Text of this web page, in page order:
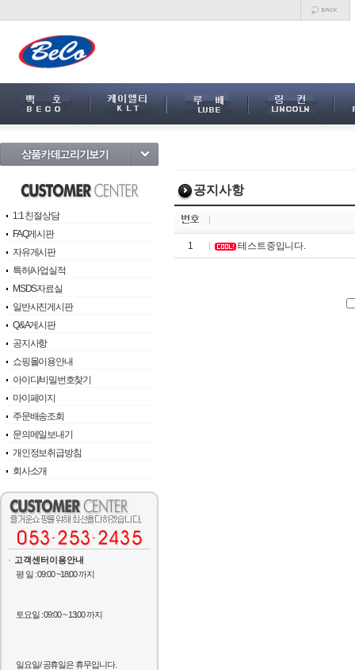
1:1 친절상담
FAQ게시판
자유게시판
특허/사업실적
MSDS자료실
일반사진게시판
Q&A게시판
공지사항
쇼핑몰이용안내
아이디/비밀번호찾기
마이페이지
주문배송조회
문의메일보내기
개인정보취급방침
회사소개
고객센터이용안내
평 일 : 09:00 ~18:00 까지
토요일 : 09:00 ~ 13:00 까지
일요일/ 공휴일은 휴무입니다.
공지사항
1 테스트중입니다.